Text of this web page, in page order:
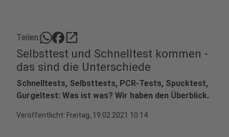
Teilen: open_in_new
Selbsttest und Schnelltest kommen -
das sind die Unterschiede
Schnelltests, Selbsttests, PCR-Tests, Spucktest,
Gurgeltest: Was ist was? Wir haben den Überblick.
Veröffentlicht: Freitag, 19.02.2021 10:14